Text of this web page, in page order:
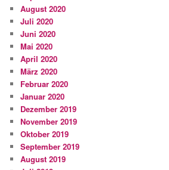
August 2020
Juli 2020
Juni 2020
Mai 2020
April 2020
März 2020
Februar 2020
Januar 2020
Dezember 2019
November 2019
Oktober 2019
September 2019
August 2019